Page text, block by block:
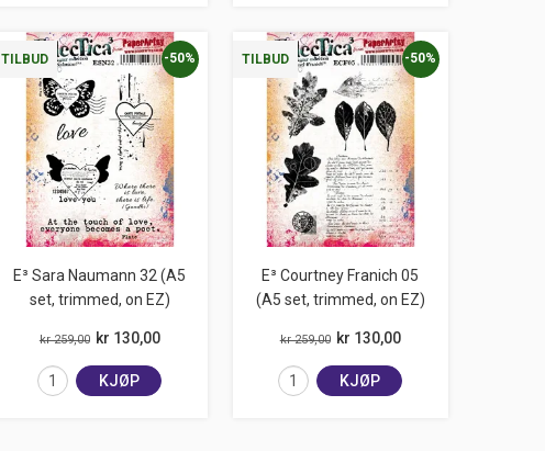
TILBUD
E³ Sara Naumann 32 (A5
set, trimmed, on EZ)
-50%
kr 259,00 kr 130,00
KJØP
TILBUD
E³ Courtney Franich 05
(A5 set, trimmed, on EZ)
-50%
kr 259,00 kr 130,00
KJØP